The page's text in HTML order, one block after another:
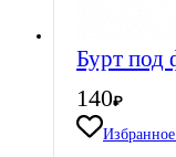
Бурт под
140₽
Избранное